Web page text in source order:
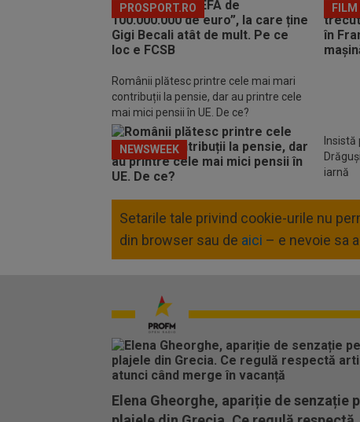
PROSPORT.RO
FILM
Românii plătesc printre cele mai mari
contribuții la pensie, dar au printre cele
mai mici pensii în UE. De ce?
NEWSWEEK
iarnă
Setarile tale privind cookie-urile nu
din browser sau de aici – e nevoie sa
Elena Gheorghe, apariție de senzație